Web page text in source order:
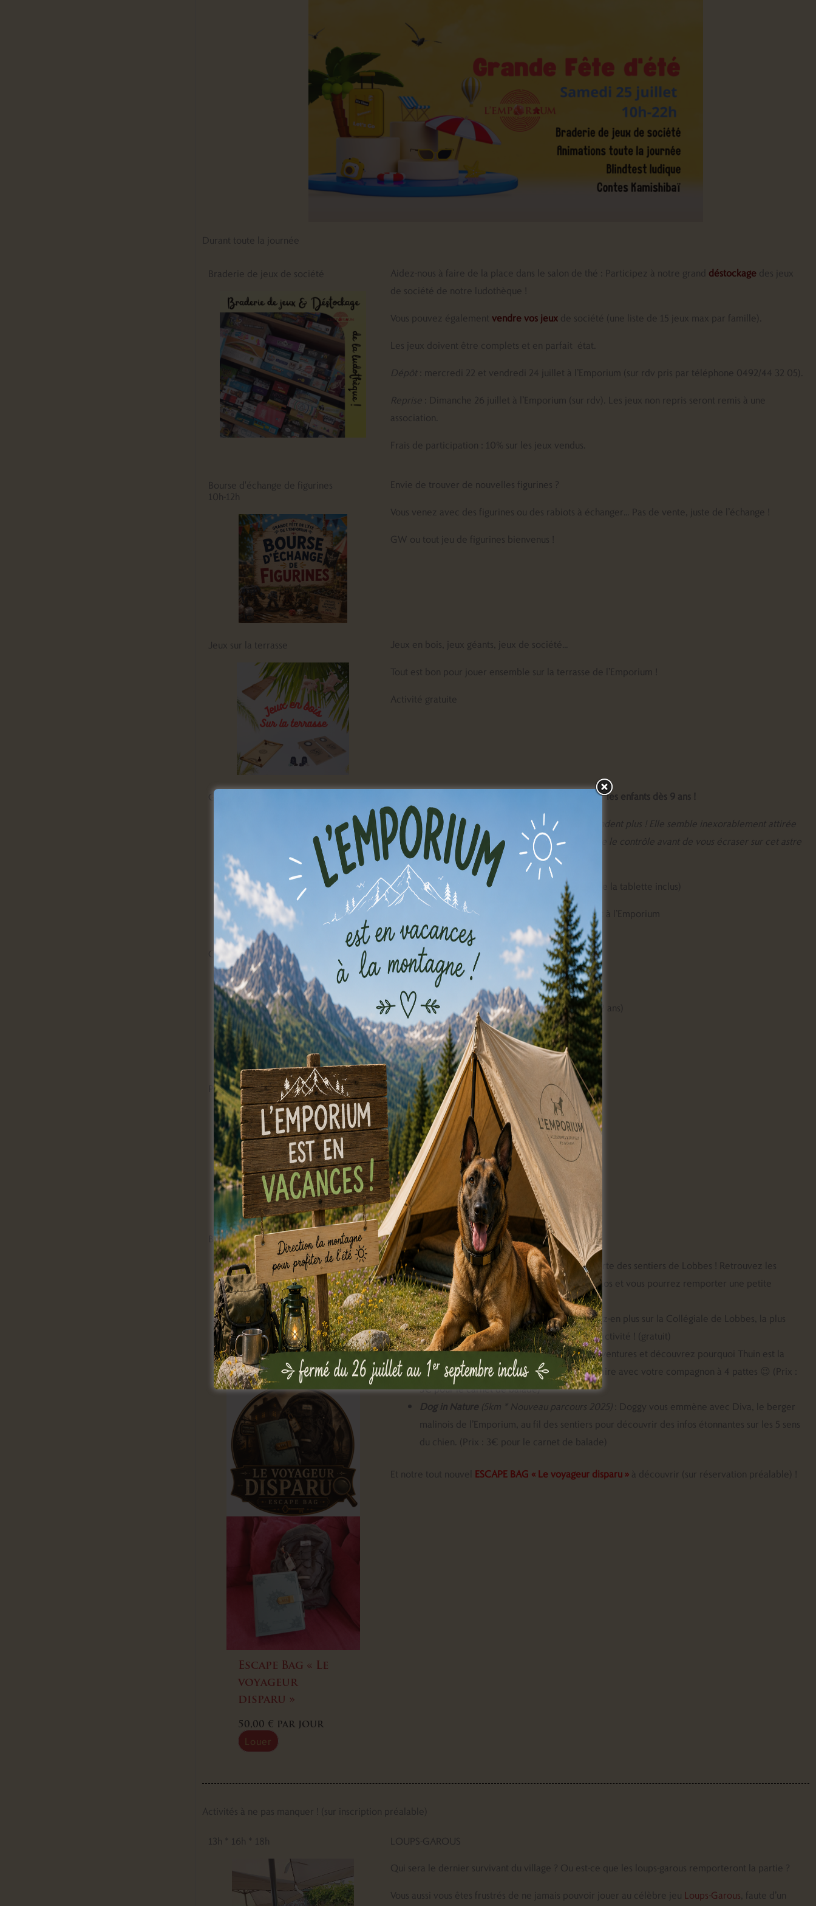
Durant toute la journée
Braderie de jeux de société Aidez-nous à faire de la place dans le salon de thé : Participez à notre grand déstockage des jeux
de société de notre ludothèque !
Vous pouvez également vendre vos jeuxde société (une liste de 15 jeux max par famille).
Les jeux doivent être complets et en parfait état.
Dépôt: mercredi 22 et vendredi 24 juillet à l’Emporium (sur rdv pris par téléphone 0492/44 32 05).
Reprise: Dimanche 26 juillet à l’Emporium (sur rdv). Les jeux non repris seront remis à une
association.
Frais de participation : 10% sur les jeux vendus.
Bourse d'échange de figurines
10h-12h
Envie de trouver de nouvelles figurines ?
Vous venez avec des figurines ou des rabiots à échanger… Pas de vente, juste de l’échange !
GW ou tout jeu de figurines bienvenus !
Jeux sur la terrasse
Jeux en bois, jeux géants, jeux de société…
Tout est bon pour jouer ensemble sur la terrasse de l’Emporium !
Activité gratuite
GALAXY ESCAPE
Une vraie escape room en réalité augmentée, pour les enfants dès 9 ans !
Les commandes de votre navette spatiale ne répondent plus ! Elle semble inexorablement attirée
vers le soleil… Pourrez-vous la réparer et reprendre le contrôle avant de vous écraser sur cet astre
lumineux ? Pourrez-vous les retrouver ?
Prix : 5€ par équipe de maximum 4 joueurs (prêt de la tablette inclus)
Inscription et payement le jour même, directement à l’Emporium
Chasse au trésor en réalité augmentée
Deux chasses au trésor à l’Emporium
pour les enfants dès 5 ans
Coffee Time
pour les ados et adultes (à partir de 12 ans)
Activité gratuite
Pêche aux surprises
Pour les minis entre 5 et 8 ans
Un petit cadeau à chaque fois !
Balade ludique
Escape Bag « Le
voyageur
disparu »
50,00 € par jour
Louer
Quatre balades ludiquesau départ de l’Emporium :
Au fil de Lobbes(5km): Partez à la découverte des sentiers de Lobbes ! Retrouvez les
endroits où nos meeples se sont pris en photos et vous pourrez remporter une petite
douceur au salon de thé (gratuit)
Au temps d’une Collégiale(4km): Découvrez-en plus sur la Collégiale de Lobbes, la plus
ancienne collégiale de Belgique encore en activité ! (gratuit)
Dog Escape(7km): Suivez Doggy dans ses aventures et découvrez pourquoi Thuin est la
capitale mondiale du chien ! Une balade à faire avec votre compagnon à 4 pattes 😉 (Prix :
3€ pour le carnet de balade)
Dog in Nature(5km * Nouveau parcours 2025): Doggy vous emmène avec Diva, le berger
malinois de l’Emporium, au fil des sentiers pour découvrir des infos étonnantes sur les 5 sens
du chien. (Prix : 3€ pour le carnet de balade)
Et notre tout nouvel ESCAPE BAG « Le voyageur disparu » à découvrir (sur réservation préalable) !
Activités à ne pas manquer ! (sur inscription préalable)
13h * 16h * 18h
LOUPS-GAROUS
Qui sera le dernier survivant du village ? Ou est-ce que les loups-garous remporteront la partie ?
Vous aussi vous êtes frustrés de ne jamais pouvoir jouer au célèbre jeu Loups-Garous, faute d’un